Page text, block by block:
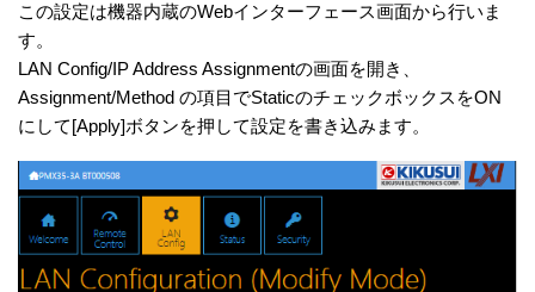
この設定は機器内蔵のWebインターフェース画面から行いま
す。
LAN Config/IP Address Assignmentの画面を開き、
Assignment/Method の項目でStaticのチェックボックスをON
にして[Apply]ボタンを押して設定を書き込みます。